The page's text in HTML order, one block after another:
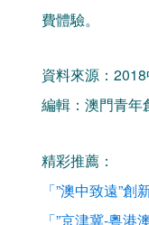
費體驗。
資料來源：
編輯：澳門青年
精彩推薦：
「”澳中致遠”
「”京津冀-粵港